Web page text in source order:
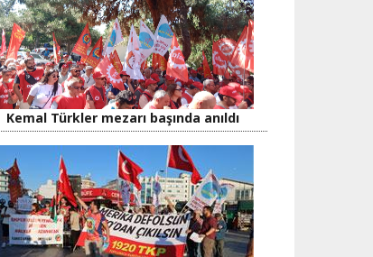
Kemal Türkler mezarı başında anıldı